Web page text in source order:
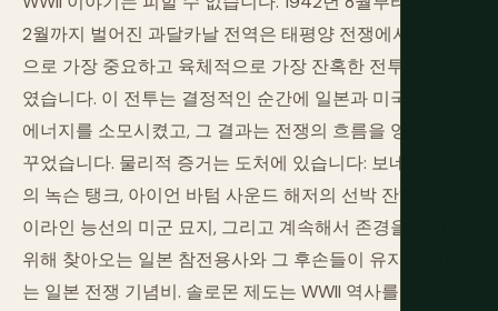
2월까지 벌어진 과달카날 전역은 태평양 전쟁에서 전략적
으로 가장 중요하고 육체적으로 가장 잔혹한 전투 중 하나
였습니다. 이 전투는 결정적인 순간에 일본과 미국 양국의
에너지를 소모시켰고, 그 결과는 전쟁의 흐름을 영원히 바
꾸었습니다. 물리적 증거는 도처에 있습니다: 보네기 해변
의 녹슨 탱크, 아이언 바텀 사운드 해저의 선박 잔해, 스카
이라인 능선의 미군 묘지, 그리고 계속해서 존경을 표하기
위해 찾아오는 일본 참전용사와 그 후손들이 유지 관리하
는 일본 전쟁 기념비. 솔로몬 제도는 WWII 역사를 관광 상